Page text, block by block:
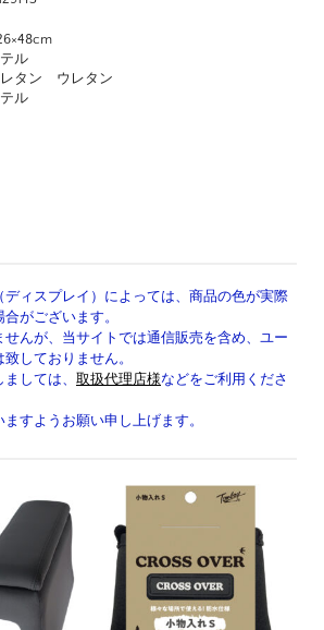
ル
ン ウレタン
ル
ディスプレイ）によっては、商品の色が実際
がございます。
せんが、当サイトでは通信販売を含め、ユー
しておりません。
しては、 取扱代理店様などをご利用くださ
すようお願い申し上げます。